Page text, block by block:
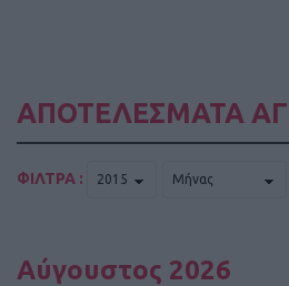
ΑΠΟΤΕΛΕΣΜΑΤΑ
ΦΙΛΤΡΑ :
Αύγουστος 2026